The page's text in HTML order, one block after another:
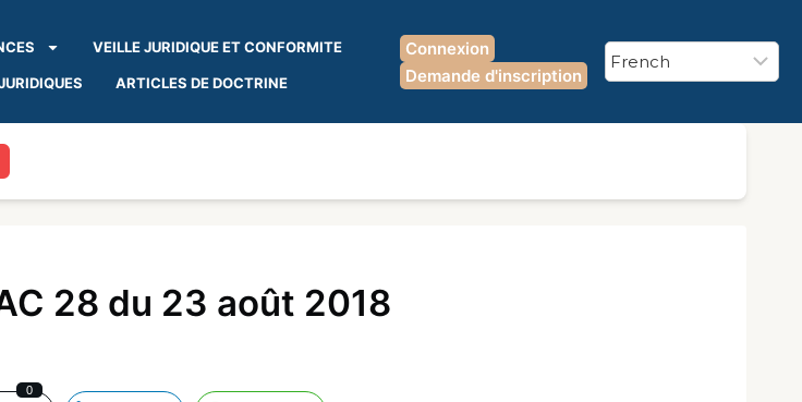
VEILLE JURIDIQUE ET CONFORMITE
ARTICLES DE DOCTRINE
Connexion
Demande d'inscription
28 du 23 août 2018
0